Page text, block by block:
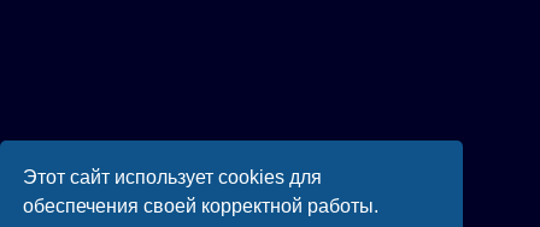
Этот сайт использует cookies для
обеспечения своей корректной работы.